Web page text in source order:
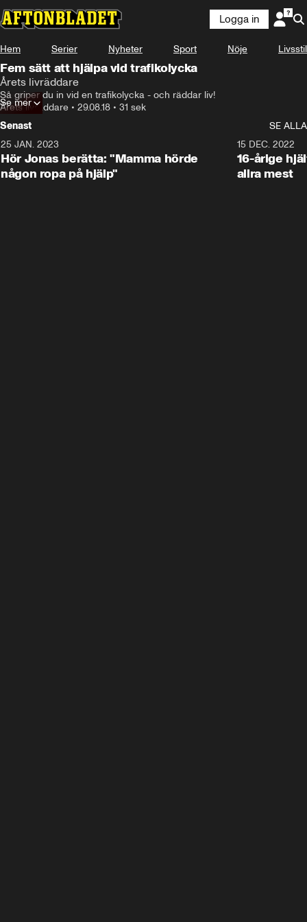
Logga in
Hem Serier Nyheter Sport Nöje Livsstil
Fem sätt att hjälpa vid trafikolycka
Årets livräddare
Så griper du in vid en trafikolycka - och räddar liv!
Årets livräddare • 29.08.18 • 31 sek
Se mer
Senast
SE ALLA
25 JAN. 2023
Hör Jonas berätta: "Mamma hörde
någon ropa på hjälp"
15 DEC. 2022
16-årige
allra mest